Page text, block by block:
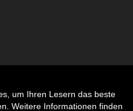
um Ihren Lesern das beste
Weitere Informationen finden
Auftrag widerrufen